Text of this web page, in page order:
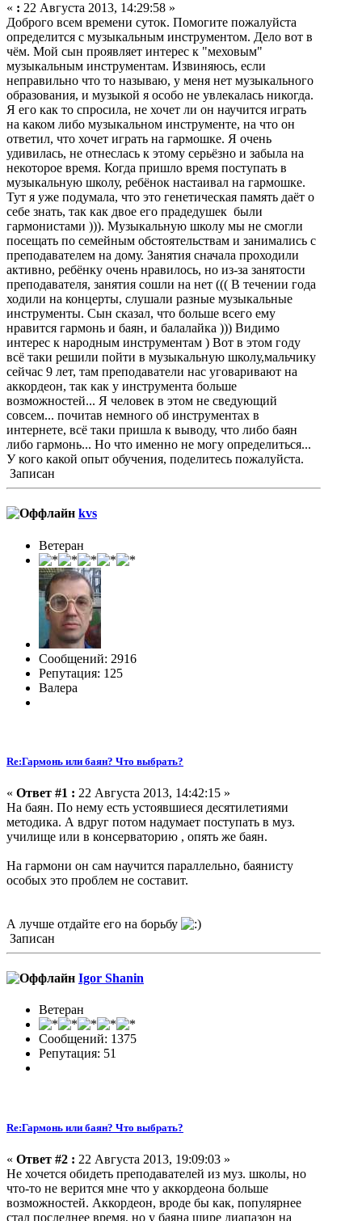
« : 22 Августа 2013, 14:29:58 »
Доброго всем времени суток. Помогите пожалуйста
определится с музыкальным инструментом. Дело вот в
чём. Мой сын проявляет интерес к "меховым"
музыкальным инструментам. Извиняюсь, если
неправильно что то называю, у меня нет музыкального
образования, и музыкой я особо не увлекалась никогда.
Я его как то спросила, не хочет ли он научится играть
на каком либо музыкальном инструменте, на что он
ответил, что хочет играть на гармошке. Я очень
удивилась, не отнеслась к этому серьёзно и забыла на
некоторое время. Когда пришло время поступать в
музыкальную школу, ребёнок настаивал на гармошке.
Тут я уже подумала, что это генетическая память даёт о
себе знать, так как двое его прадедушек были
гармонистами ))). Музыкальную школу мы не смогли
посещать по семейным обстоятельствам и занимались с
преподавателем на дому. Занятия сначала проходили
активно, ребёнку очень нравилось, но из-за занятости
преподавателя, занятия сошли на нет ((( В течении года
ходили на концерты, слушали разные музыкальные
инструменты. Сын сказал, что больше всего ему
нравится гармонь и баян, и балалайка ))) Видимо
интерес к народным инструментам ) Вот в этом году
всё таки решили пойти в музыкальную школу,мальчику
сейчас 9 лет, там преподаватели нас уговаривают на
аккордеон, так как у инструмента больше
возможностей... Я человек в этом не сведующий
совсем... почитав немного об инструментах в
интернете, всё таки пришла к выводу, что либо баян
либо гармонь... Но что именно не могу определиться...
У кого какой опыт обучения, поделитесь пожалуйста.
Записан
kvs
Ветеран
Сообщений: 2916
Репутация: 125
Валера
Re:Гармонь или баян? Что выбрать?
« Ответ #1 : 22 Августа 2013, 14:42:15 »
На баян. По нему есть устоявшиеся десятилетиями
методика. А вдруг потом надумает поступать в муз.
училище или в консерваторию , опять же баян.
На гармони он сам научится параллельно, баянисту
особых это проблем не составит.
А лучше отдайте его на борьбу
Записан
Igor Shanin
Ветеран
Сообщений: 1375
Репутация: 51
Re:Гармонь или баян? Что выбрать?
« Ответ #2 : 22 Августа 2013, 19:09:03 »
Не хочется обидеть преподавателей из муз. школы, но
что-то не верится мне что у аккордеона больше
возможностей. Аккордеон, вроде бы как, популярнее
стал последнее время, но у баяна шире диапазон на